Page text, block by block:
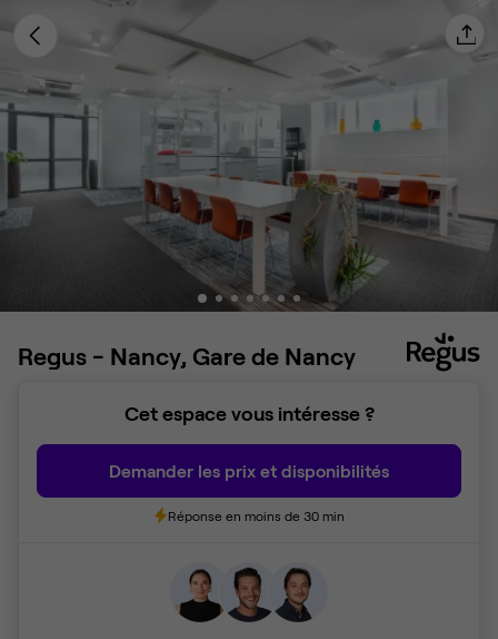
Regus - Nancy, Gare de Nancy
Cet espace vous intéresse ?
Demander les prix et disponibilités
Réponse en moins de 30 min